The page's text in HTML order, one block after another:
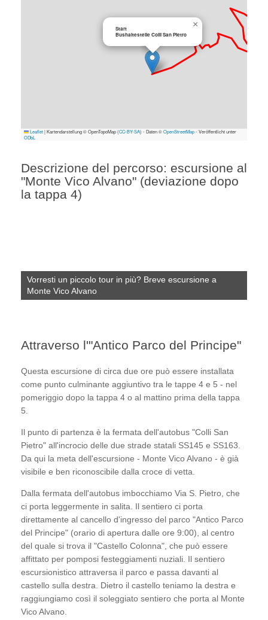
Start
Bushaltestelle Colli San Pietro
×
Leaflet |Kartendarstellung © OpenTopoMap (CC-BY-SA) - Daten ©OpenStreetMap- Veröffentlicht unter
ODbL
Descrizione del percorso: escursione al
"Monte Vico Alvano" (deviazione dopo
la tappa 4)
Vorresti un piccolo tour in più? Breve escursione a
Monte Vico Alvano
Attraverso l'"Antico Parco del Principe"
Questa escursione di circa due ore può essere installata
come punto culminante aggiuntivo tra le tappe 4 e 5 - nel
pomeriggio dopo la tappa 4 o al mattino prima della tappa
5.
Il punto di partenza è la fermata dell'autobus "Colli San
Pietro" all'incrocio delle due strade statali SS145 e SS163.
Da qui la meta dell'escursione - Monte Vico Alvano - è già
visibile e ben riconoscibile dalla croce di vetta.
Dalla fermata dell'autobus imbocchiamo Via S. Pietro, che
ci porta leggermente in salita. Il sentiero ci porta
direttamente al cancello d'ingresso del parco "Antico Parco
del Principe" (orario di apertura dalle ore 9:00), al centro
del quale si trova il "Castello Colonna", che può essere
affittato per pomposi festeggiamenti nuziali. Il sentiero
escursionistico attraversa il parco e passa davanti al
castello sulla destra. Dietro il castello teniamo la destra e
raggiungiamo così il soleggiato sentiero che porta al Monte
Vico Alvano.